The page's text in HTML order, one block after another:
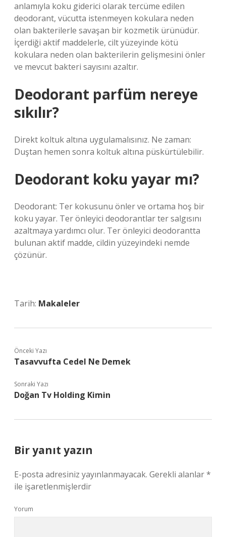
anlamıyla koku giderici olarak tercüme edilen
deodorant, vücutta istenmeyen kokulara neden
olan bakterilerle savaşan bir kozmetik ürünüdür.
İçerdiği aktif maddelerle, cilt yüzeyinde kötü
kokulara neden olan bakterilerin gelişmesini önler
ve mevcut bakteri sayısını azaltır.
Deodorant parfüm nereye
sıkılır?
Direkt koltuk altına uygulamalısınız. Ne zaman:
Duştan hemen sonra koltuk altına püskürtülebilir.
Deodorant koku yayar mı?
Deodorant: Ter kokusunu önler ve ortama hoş bir
koku yayar. Ter önleyici deodorantlar ter salgısını
azaltmaya yardımcı olur. Ter önleyici deodorantta
bulunan aktif madde, cildin yüzeyindeki nemde
çözünür.
Tarih: Makaleler
Önceki Yazı
Tasavvufta Cedel Ne Demek
Sonraki Yazı
Doğan Tv Holding Kimin
Bir yanıt yazın
E-posta adresiniz yayınlanmayacak. Gerekli alanlar*
ile işaretlenmişlerdir
Yorum